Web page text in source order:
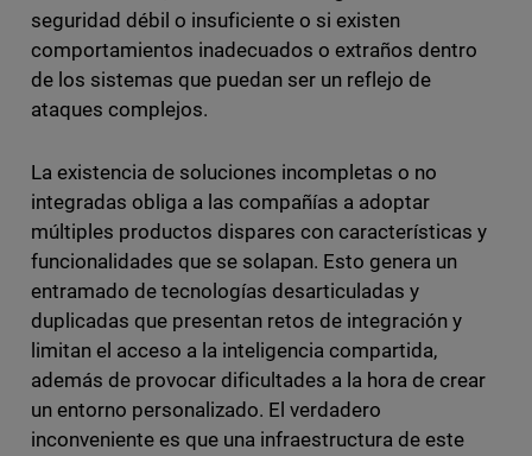
seguridad débil o insuficiente o si existen
comportamientos inadecuados o extraños dentro
de los sistemas que puedan ser un reflejo de
ataques complejos.
La existencia de soluciones incompletas o no
integradas obliga a las compañías a adoptar
múltiples productos dispares con características y
funcionalidades que se solapan. Esto genera un
entramado de tecnologías desarticuladas y
duplicadas que presentan retos de integración y
limitan el acceso a la inteligencia compartida,
además de provocar dificultades a la hora de crear
un entorno personalizado. El verdadero
inconveniente es que una infraestructura de este